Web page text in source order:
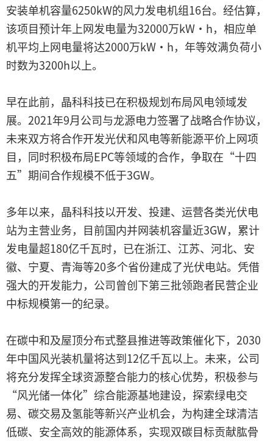
安装单机容量6250kW的风力发电机组16台。经估算，
该项目预计年上网发电量为32000万kW·h，相应单
机平均上网电量将达2000万kW·h，年等效满负荷小
时数为3200h以上。
早在此前，晶科科技已在积极规划布局风电领域发
展。2021年9月公司与龙源电力签署了战略合作协议，
未来双方将合作开发光伏和风电等新能源平价上网项
目，同时积极布局EPC等领域的合作，争取在“十四
五”期间合作规模不低于3GW。
多年以来，晶科科技以开发、投建、运营各类光伏电
站为主营业务，目前国内并网装机容量近3GW，累计
发电量超180亿千瓦时，已在浙江、江苏、河北、安
徽、宁夏、青海等20多个省份建成了光伏电站。凭借
强大的开发能力，公司曾创下第三批领跑者民营企业
中标规模第一的纪录。
在碳中和及屋顶分布式整县推进等政策催化下，2030
年中国风光装机量将达到12亿千瓦以上。未来，公司
将充分发挥全球资源整合能力的核心优势，积极参与
“风光储一体化”综合能源基地建设，探索绿电交
易、碳交易及氢能等新兴产业机会，为构建全球清洁
低碳、安全高效的能源体系，实现双碳目标贡献肱骨